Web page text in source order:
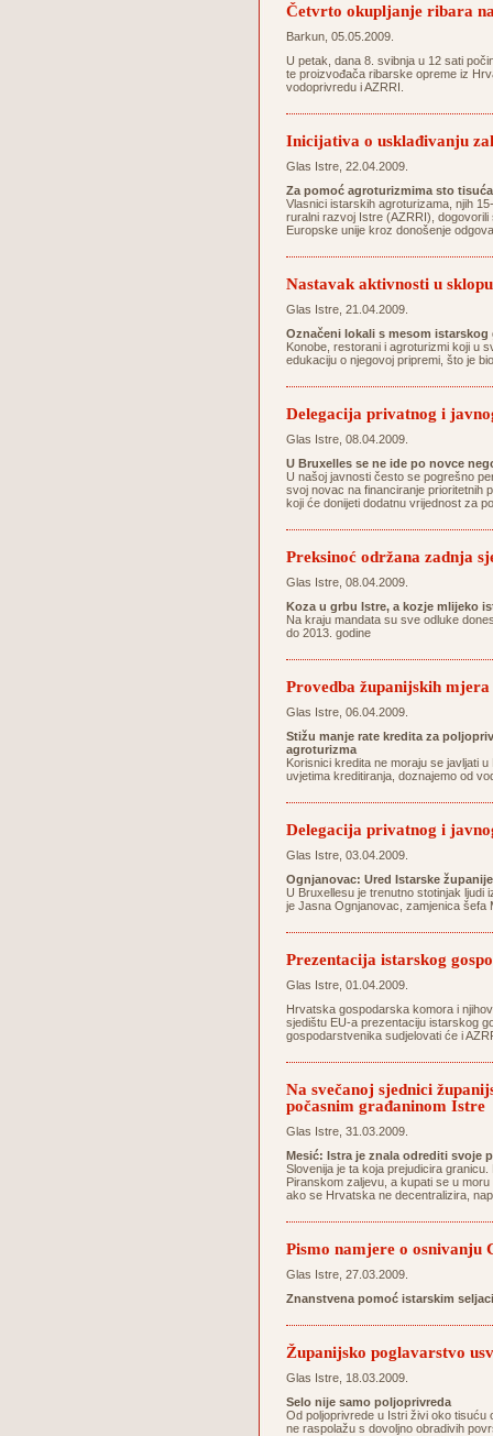
Četvrto okupljanje ribara
Barkun, 05.05.2009.
U petak, dana 8. svibnja u 12 sati
te proizvođača ribarske opreme iz
vodoprivredu i AZRRI.
Inicijativa o usklađivanju
Glas Istre, 22.04.2009.
Za pomoć agroturizmima sto
Vlasnici istarskih agroturizama, njih
ruralni razvoj Istre (AZRRI),
Europske unije kroz donošenje
Nastavak aktivnosti u
Glas Istre, 21.04.2009.
Označeni lokali s mesom istarskog
Konobe, restorani i agroturizmi koji u
edukaciju o njegovoj pripremi, što je
Delegacija privatnog i
Glas Istre, 08.04.2009.
U Bruxelles se ne ide po novce
U našoj javnosti često se pogrešno
svoj novac na financiranje prioritetnih
koji će donijeti dodatnu vrijednost za
Preksinoć održana zadnja
Glas Istre, 08.04.2009.
Koza u grbu Istre, a kozje mlijeko
Na kraju mandata su sve odluke
do 2013. godine
Provedba županijskih
Glas Istre, 06.04.2009.
Stižu manje rate kredita za
agroturizma
Korisnici kredita ne moraju se javljati
uvjetima kreditiranja, doznajemo od
Delegacija privatnog i
Glas Istre, 03.04.2009.
Ognjanovac: Ured Istarske
U Bruxellesu je trenutno stotinjak ljudi
je Jasna Ognjanovac, zamjenica šefa
Prezentacija istarskog
Glas Istre, 01.04.2009.
Hrvatska gospodarska komora i
sjedištu EU-a prezentaciju istarskog
gospodarstvenika sudjelovati će i
Na svečanoj sjednici
počasnim građaninom Istre
Glas Istre, 31.03.2009.
Mesić: Istra je znala odrediti svoje
Slovenija je ta koja prejudicira
Piranskom zaljevu, a kupati se u
ako se Hrvatska ne decentralizira,
Pismo namjere o
Glas Istre, 27.03.2009.
Znanstvena pomoć istarskim
Županijsko poglavarstvo
Glas Istre, 18.03.2009.
Selo nije samo poljoprivreda
Od poljoprivrede u Istri živi oko tisuću
ne raspolažu s dovoljno obradivih